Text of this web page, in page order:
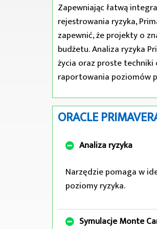
Zapewniając łatwą
rejestrowania ryzyka,
zapewnić, że projekty o
budżetu. Analiza ryzyka
życia oraz proste techniki
raportowania poziomów
ORACLE
Analiza ryzyka
Narzędzie pomaga w
poziomy ryzyka.
Symulacje Monte